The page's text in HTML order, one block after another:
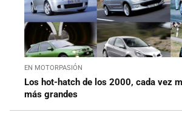
EN MOTORPASIÓN
Los hot-hatch de los 2000, cada vez
más grandes